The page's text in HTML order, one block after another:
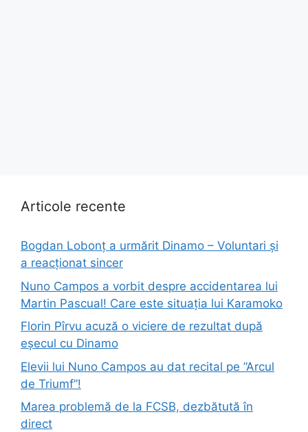
Articole recente
Bogdan Lobonț a urmărit Dinamo – Voluntari și
a reacționat sincer
Nuno Campos a vorbit despre accidentarea lui
Martin Pascual! Care este situația lui Karamoko
Florin Pîrvu acuză o viciere de rezultat după
eșecul cu Dinamo
Elevii lui Nuno Campos au dat recital pe ”Arcul
de Triumf”!
Marea problemă de la FCSB, dezbătută în
direct